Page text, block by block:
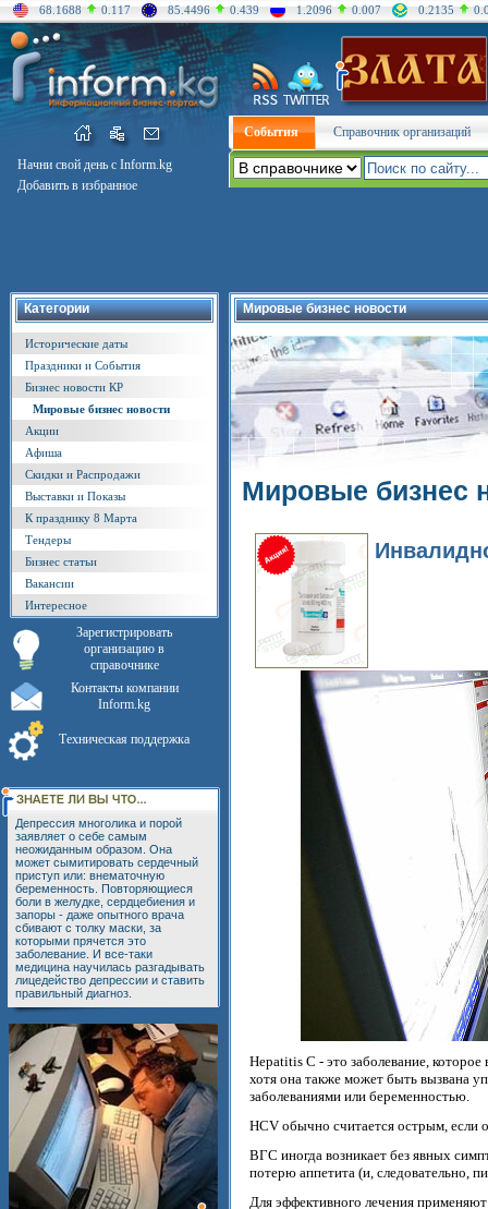
68.1688 0.117 85.4496 0.439 1.2096 0.007 0.2135
Начни свой день с Inform.kg
Добавить в избранное
События Справочник организаций
Категории
Исторические даты
Праздники и События
Бизнес новости КР
Мировые бизнес новости
Акции
Афиша
Скидки и Распродажи
Выставки и Показы
К празднику 8 Марта
Тендеры
Бизнес статьи
Вакансии
Интересное
Зарегистрировать
организацию в
справочнике
Контакты компании
Inform.kg
Техническая поддержка
Депрессия многолика и порой
заявляет о себе самым
неожиданным образом. Она
может сымитировать сердечный
приступ или: внематочную
беременность. Повторяющиеся
боли в желудке, сердцебиения и
запоры - даже опытного врача
сбивают с толку маски, за
которыми прячется это
заболевание. И все-таки
медицина научилась разгадывать
лицедейство депрессии и ставить
правильный диагноз.
Мировые бизнес новости
Мировые бизнес
Hepatitis C - это заболевание,
хотя она также может быть вызвана
заболеваниями или беременностью.
HCV обычно считается острым, если
ВГС иногда возникает без явных
потерю аппетита (и, следовательно,
Для эффективного лечения